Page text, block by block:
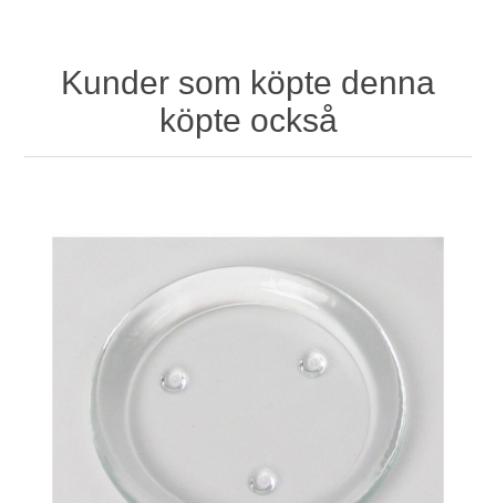
Kunder som köpte denna
köpte också